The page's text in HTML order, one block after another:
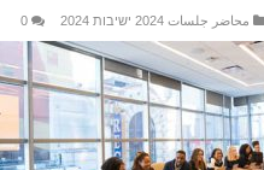
محاضر جلسات 2024 ישיבות 2024 0